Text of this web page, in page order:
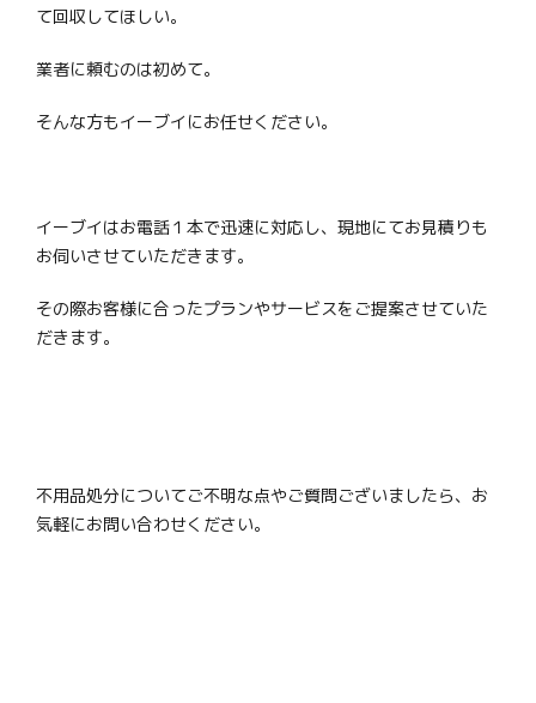
て回収してほしい。
業者に頼むのは初めて。
そんな方もイーブイにお任せください。
イーブイはお電話１本で迅速に対応し、現地にてお見積りも
お伺いさせていただきます。
その際お客様に合ったプランやサービスをご提案させていた
だきます。
不用品処分についてご不明な点やご質問ございましたら、お
気軽にお問い合わせください。